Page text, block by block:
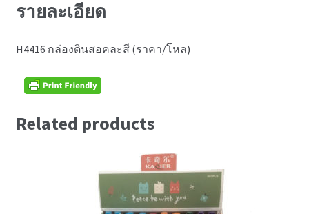
รายละเอียด
H4416 กล่องดินสอคละสี (ราคา/โหล)
Related products